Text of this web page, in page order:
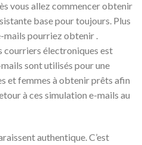
vous allez commencer obtenir
base pour toujours. Plus
pourriez obtenir .
courriers électroniques est
sont utilisés pour une
et femmes à obtenir prêts afin
à ces simulation e-mails au
authentique. C’est